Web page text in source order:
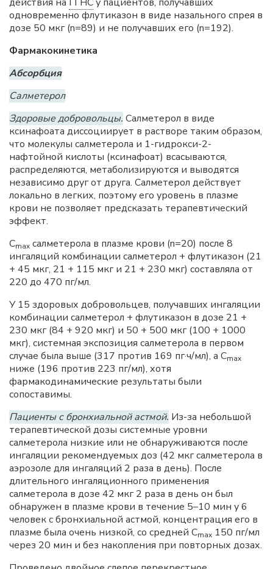
одновременно флутиказон в виде назального спрея в
дозе 50 мкг (n=89) и не получавших его (n=192).
Фармакокинетика
Абсорбция
Салметерол
Здоровые добровольцы. Салметерол в виде
ксинафоата диссоциирует в растворе таким образом,
что молекулы салметерола и 1-гидрокси-2-
нафтойной кислоты (ксинафоат) всасываются,
распределяются, метаболизируются и выводятся
независимо друг от друга. Салметерол действует
локально в легких, поэтому его уровень в плазме
крови не позволяет предсказать терапевтический
эффект.
Сmax салметерола в плазме крови (n=20) после 8
ингаляций комбинации салметерол + флутиказон (21
+ 45 мкг, 21 + 115 мкг и 21 + 230 мкг) составляла от
220 до 470 пг/мл.
У 15 здоровых добровольцев, получавших ингаляции
комбинации салметерол + флутиказон в дозе 21 +
230 мкг (84 + 920 мкг) и 50 + 500 мкг (100 + 1000
мкг), системная экспозиция салметерола в первом
случае была выше (317 против 169 пг·ч/мл), а Сmax
ниже (196 против 223 пг/мл), хотя
фармакодинамические результаты были
сопоставимы.
Пациенты с бронхиальной астмой. Из-за небольшой
терапевтической дозы системные уровни
салметерола низкие или не обнаруживаются после
ингаляции рекомендуемых доз (42 мкг салметерола в
аэрозоле для ингаляций 2 раза в день). После
длительного ингаляционного применения
салметерола в дозе 42 мкг 2 раза в день он был
обнаружен в плазме крови в течение 5–10 мин у 6
человек с бронхиальной астмой, концентрация его в
плазме была очень низкой, со средней Сmax 150 пг/мл
через 20 мин и без накопления при повторных дозах.